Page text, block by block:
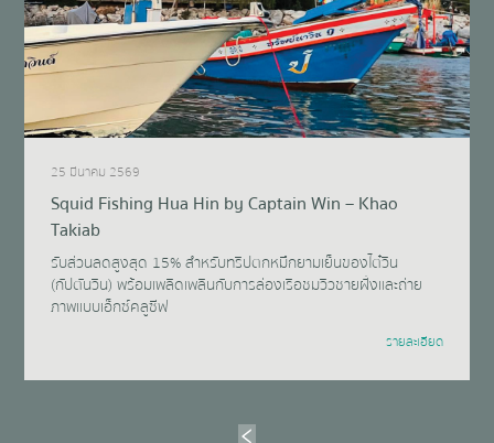
25 มีนาคม 2569
Squid Fishing Hua Hin by Captain Win – Khao
Takiab​
รับส่วนลดสูงสุด 15% สำหรับทริปตกหมึกยามเย็นของไต๋วิน
(กัปตันวิน) พร้อมเพลิดเพลินกับการล่องเรือชมวิวชายฝั่งและถ่าย
ภาพแบบเอ็กซ์คลูซีฟ
รายละเอียด